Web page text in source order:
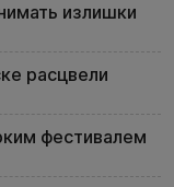
излишки
расцвели
фестивалем